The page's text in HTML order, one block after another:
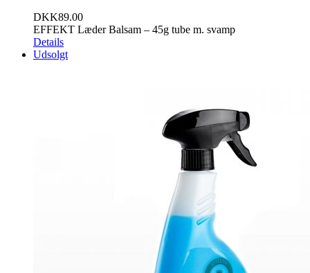
DKK89.00
EFFEKT Læder Balsam – 45g tube m. svamp
Details
Udsolgt